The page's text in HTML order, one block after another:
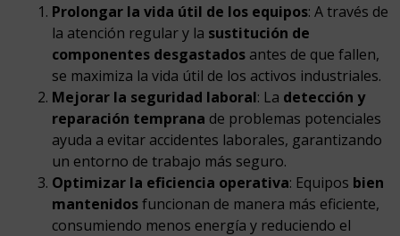
Prolongar la vida útil de los equipos: A través de
la atención regular y la sustitución de
componentes desgastados antes de que fallen,
se maximiza la vida útil de los activos industriales.
Mejorar la seguridad laboral: La detección y
reparación temprana de problemas potenciales
ayuda a evitar accidentes laborales, garantizando
un entorno de trabajo más seguro.
Optimizar la eficiencia operativa: Equipos bien
mantenidosfuncionan de manera más eficiente,
consumiendo menos energía y reduciendo el